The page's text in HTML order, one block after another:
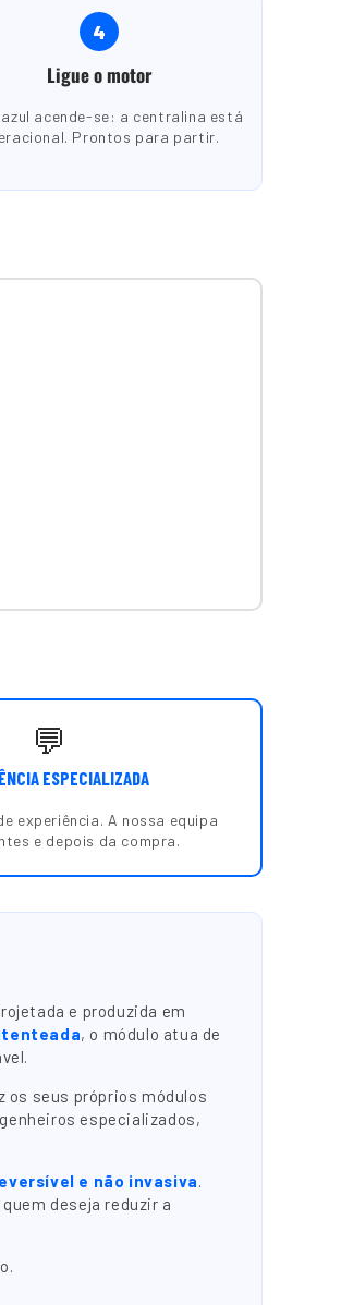
4
Ligue o motor
azul acende-se: a centralina está
Prontos para partir.
💬
ESPECIALIZADA
experiência. A nossa equipa
e depois da compra.
e produzida em
, o módulo atua de
os seus próprios módulos
especializados,
e não invasiva.
deseja reduzir a